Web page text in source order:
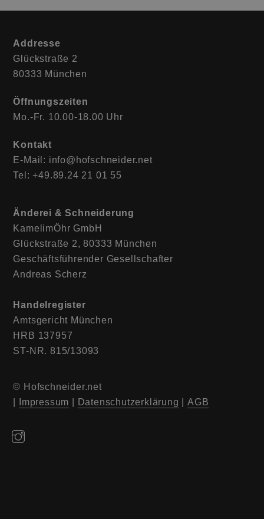
Addresse
Glückstraße 2
80333 München
Öffnungszeiten
Mo.-Fr. 10.00-18.00 Uhr
Kontakt
E-Mail: info@hofschneider.net
Tel: +49.89.24 21 01 55
Änderei & Schneiderung
KamelimÖhr GmbH
Glückstraße 2, 80333 München
Geschäftsführender Gesellschafter
Andreas Scherz
Handelregister
Amtsgericht München
HRB 137957
ST-NR. 815/13093
© Hofschneider.net
Impressum Datenschutzerklärung |AGB